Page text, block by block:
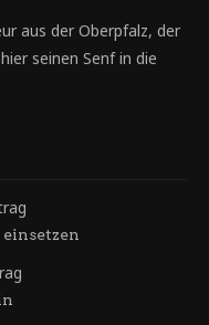
aus der Oberpfalz, der
seinen Senf in die